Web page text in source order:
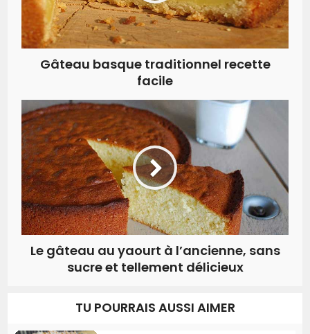
Gâteau basque traditionnel recette
facile
Le gâteau au yaourt à l’ancienne, sans
sucre et tellement délicieux
TU POURRAIS AUSSI AIMER